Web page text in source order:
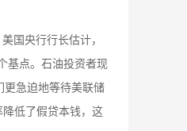
国央行行长估计，
基点。石油投资者现
更急迫地等待美联储
低了假贷本钱，这